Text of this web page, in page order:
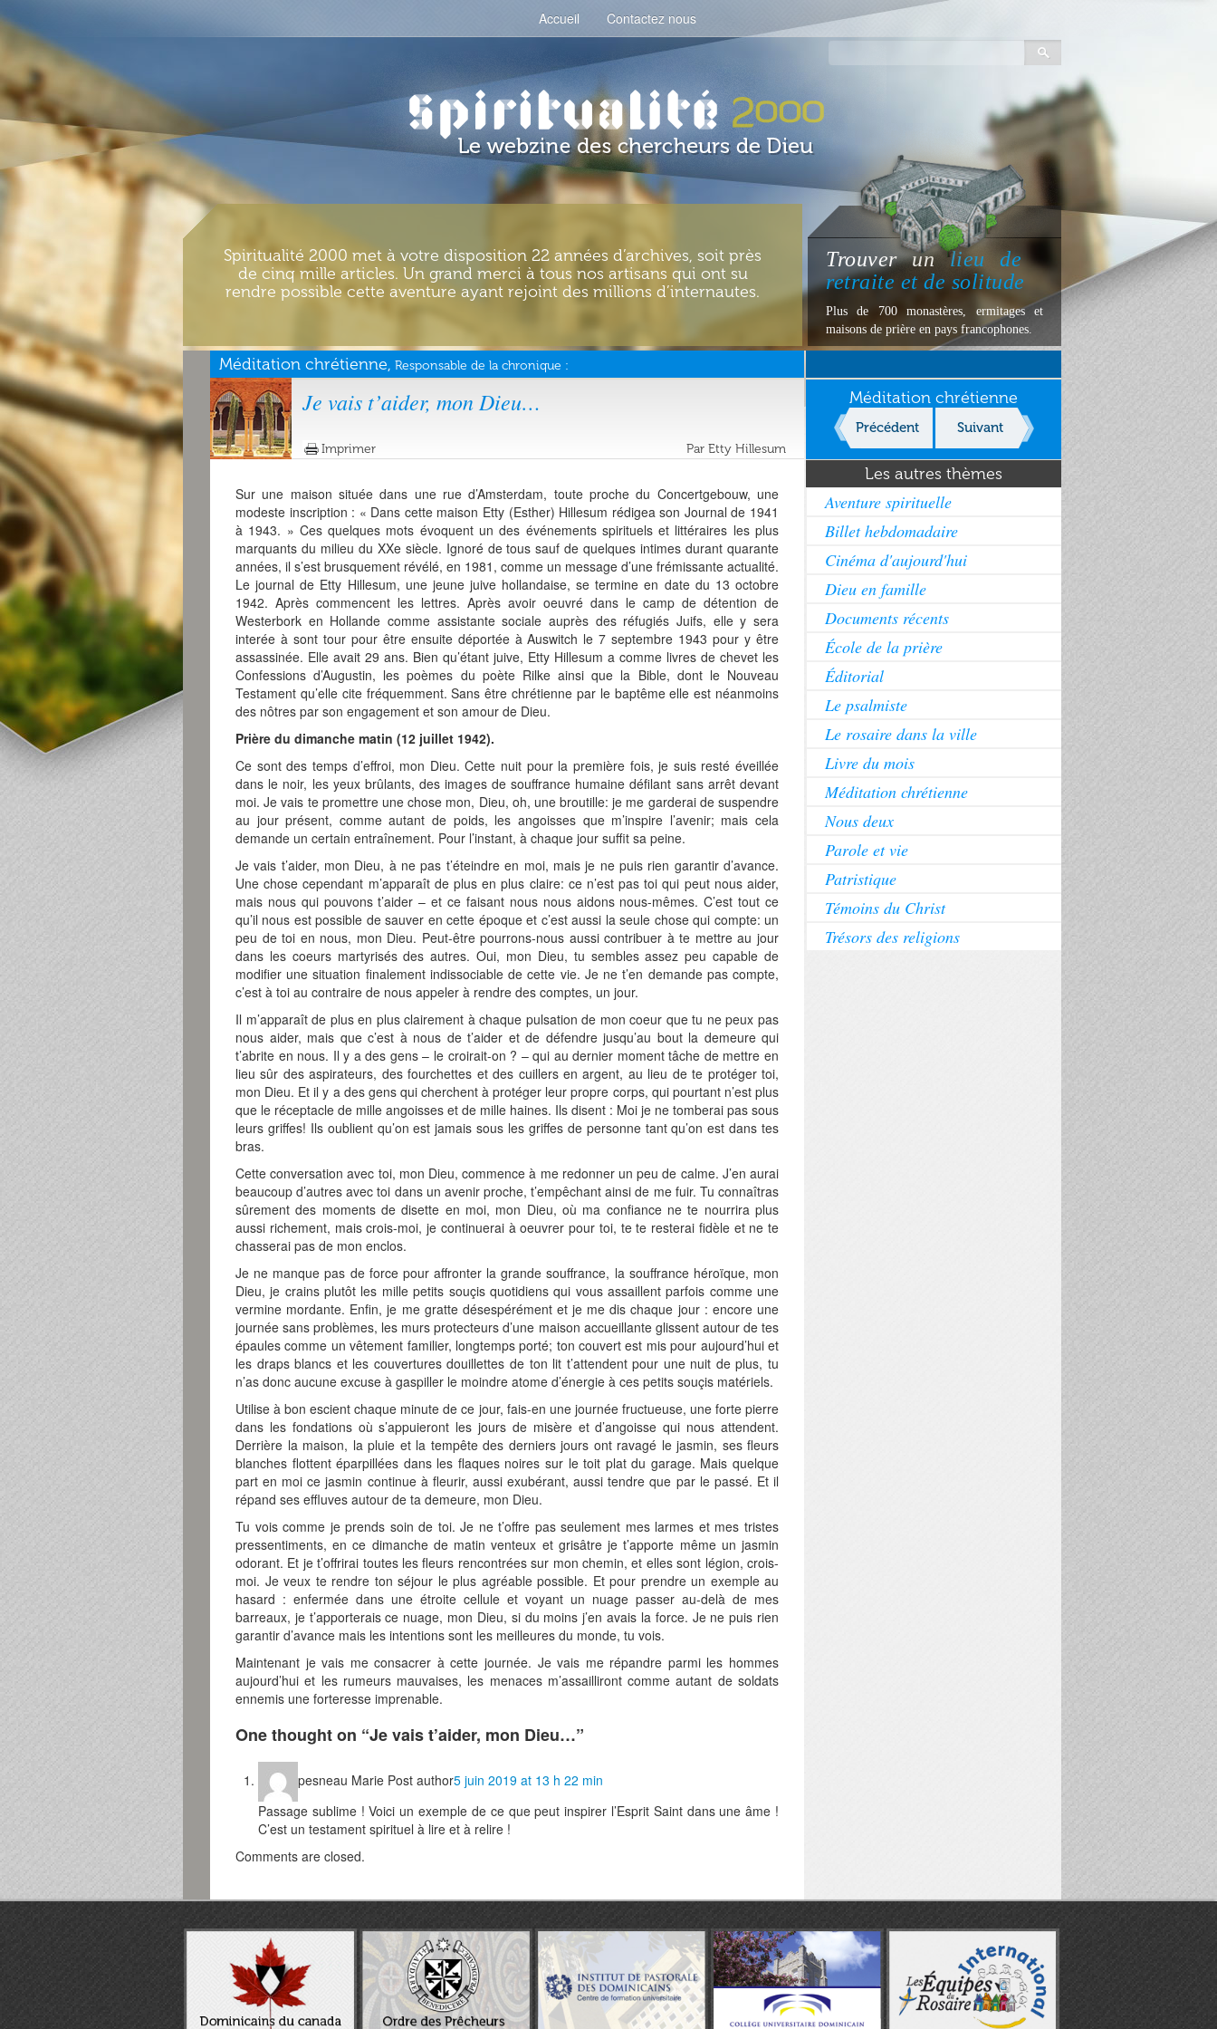
Accueil Contactez nous
Spiritualité 2000 met à votre disposition 22 années d’archives, soit près
de cinq mille articles. Un grand merci à tous nos artisans qui ont su
rendre possible cette aventure ayant rejoint des millions d’internautes.
Trouver un lieu
de
retraite et de solitude
Plus de 700 monastères, ermitages et
maisons de prière en pays francophones.
Méditation chrétienne, Responsable de la chronique :
Je vais t’aider, mon Dieu…
Imprimer Par Etty Hillesum
Sur une maison située dans une rue d’Amsterdam, toute proche du Concertgebouw, une
modeste inscription : « Dans cette maison Etty (Esther) Hillesum rédigea son Journal de 1941
à 1943. » Ces quelques mots évoquent un des événements spirituels et littéraires les plus
marquants du milieu du XXe siècle. Ignoré de tous sauf de quelques intimes durant quarante
années, il s’est brusquement révélé, en 1981, comme un message d’une frémissante actualité.
Le journal de Etty Hillesum, une jeune juive hollandaise, se termine en date du 13 octobre
1942. Après commencent les lettres. Après avoir oeuvré dans le camp de détention de
Westerbork en Hollande comme assistante sociale auprès des réfugiés Juifs, elle y sera
interée à sont tour pour être ensuite déportée à Auswitch le 7 septembre 1943 pour y être
assassinée. Elle avait 29 ans. Bien qu’étant juive, Etty Hillesum a comme livres de chevet les
Confessions d’Augustin, les poèmes du poète Rilke ainsi que la Bible, dont le Nouveau
Testament qu’elle cite fréquemment. Sans être chrétienne par le baptême elle est néanmoins
des nôtres par son engagement et son amour de Dieu.
Prière du dimanche matin (12 juillet 1942).
Ce sont des temps d’effroi, mon Dieu. Cette nuit pour la première fois, je suis resté éveillée
dans le noir, les yeux brûlants, des images de souffrance humaine défilant sans arrêt devant
moi. Je vais te promettre une chose mon, Dieu, oh, une broutille: je me garderai de suspendre
au jour présent, comme autant de poids, les angoisses que m’inspire l’avenir; mais cela
demande un certain entraînement. Pour l’instant, à chaque jour suffit sa peine.
Je vais t’aider, mon Dieu, à ne pas t’éteindre en moi, mais je ne puis rien garantir d’avance.
Une chose cependant m’apparaît de plus en plus claire: ce n’est pas toi qui peut nous aider,
mais nous qui pouvons t’aider – et ce faisant nous nous aidons nous-mêmes. C’est tout ce
qu’il nous est possible de sauver en cette époque et c’est aussi la seule chose qui compte: un
peu de toi en nous, mon Dieu. Peut-être pourrons-nous aussi contribuer à te mettre au jour
dans les coeurs martyrisés des autres. Oui, mon Dieu, tu sembles assez peu capable de
modifier une situation finalement indissociable de cette vie. Je ne t’en demande pas compte,
c’est à toi au contraire de nous appeler à rendre des comptes, un jour.
Il m’apparaît de plus en plus clairement à chaque pulsation de mon coeur que tu ne peux pas
nous aider, mais que c’est à nous de t’aider et de défendre jusqu’au bout la demeure qui
t’abrite en nous. Il y a des gens – le croirait-on ? – qui au dernier moment tâche de mettre en
lieu sûr des aspirateurs, des fourchettes et des cuillers en argent, au lieu de te protéger toi,
mon Dieu. Et il y a des gens qui cherchent à protéger leur propre corps, qui pourtant n’est plus
que le réceptacle de mille angoisses et de mille haines. Ils disent : Moi je ne tomberai pas sous
leurs griffes! Ils oublient qu’on est jamais sous les griffes de personne tant qu’on est dans tes
bras.
Cette conversation avec toi, mon Dieu, commence à me redonner un peu de calme. J’en aurai
beaucoup d’autres avec toi dans un avenir proche, t’empêchant ainsi de me fuir. Tu connaîtras
sûrement des moments de disette en moi, mon Dieu, où ma confiance ne te nourrira plus
aussi richement, mais crois-moi, je continuerai à oeuvrer pour toi, te te resterai fidèle et ne te
chasserai pas de mon enclos.
Je ne manque pas de force pour affronter la grande souffrance, la souffrance héroïque, mon
Dieu, je crains plutôt les mille petits souçis quotidiens qui vous assaillent parfois comme une
vermine mordante. Enfin, je me gratte désespérément et je me dis chaque jour : encore une
journée sans problèmes, les murs protecteurs d’une maison accueillante glissent autour de tes
épaules comme un vêtement familier, longtemps porté; ton couvert est mis pour aujourd’hui et
les draps blancs et les couvertures douillettes de ton lit t’attendent pour une nuit de plus, tu
n’as donc aucune excuse à gaspiller le moindre atome d’énergie à ces petits souçis matériels.
Utilise à bon escient chaque minute de ce jour, fais-en une journée fructueuse, une forte pierre
dans les fondations où s’appuieront les jours de misère et d’angoisse qui nous attendent.
Derrière la maison, la pluie et la tempête des derniers jours ont ravagé le jasmin, ses fleurs
blanches flottent éparpillées dans les flaques noires sur le toit plat du garage. Mais quelque
part en moi ce jasmin continue à fleurir, aussi exubérant, aussi tendre que par le passé. Et il
répand ses effluves autour de ta demeure, mon Dieu.
Tu vois comme je prends soin de toi. Je ne t’offre pas seulement mes larmes et mes tristes
pressentiments, en ce dimanche de matin venteux et grisâtre je t’apporte même un jasmin
odorant. Et je t’offrirai toutes les fleurs rencontrées sur mon chemin, et elles sont légion, crois-
moi. Je veux te rendre ton séjour le plus agréable possible. Et pour prendre un exemple au
hasard : enfermée dans une étroite cellule et voyant un nuage passer au-delà de mes
barreaux, je t’apporterais ce nuage, mon Dieu, si du moins j’en avais la force. Je ne puis rien
garantir d’avance mais les intentions sont les meilleures du monde, tu vois.
Maintenant je vais me consacrer à cette journée. Je vais me répandre parmi les hommes
aujourd’hui et les rumeurs mauvaises, les menaces m’assailliront comme autant de soldats
ennemis une forteresse imprenable.
One thought on “Je vais t’aider, mon Dieu…”
pesneau Marie Post author5 juin 2019 at 13 h 22 min
Passage sublime ! Voici un exemple de ce que peut inspirer l’Esprit Saint dans une âme !
C’est un testament spirituel à lire et à relire !
Comments are closed.
Méditation chrétienne
Précédent Suivant
Les autres thèmes
Aventure spirituelle
Billet hebdomadaire
Cinéma d'aujourd'hui
Dieu en famille
Documents récents
École de la prière
Éditorial
Le psalmiste
Le rosaire dans la ville
Livre du mois
Méditation chrétienne
Nous deux
Parole et vie
Patristique
Témoins du Christ
Trésors des religions